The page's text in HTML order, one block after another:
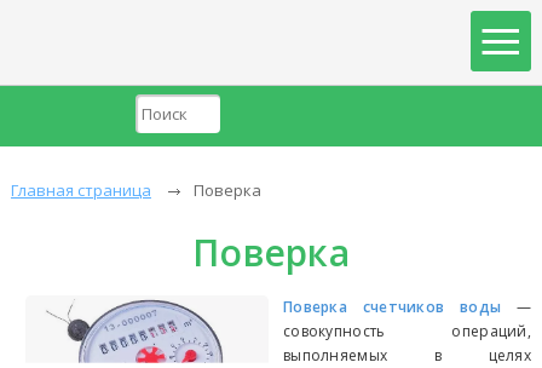
Главная страница Поверка
Поверка
Поверка счетчиков воды —
совокупность операций,
выполняемых в целях